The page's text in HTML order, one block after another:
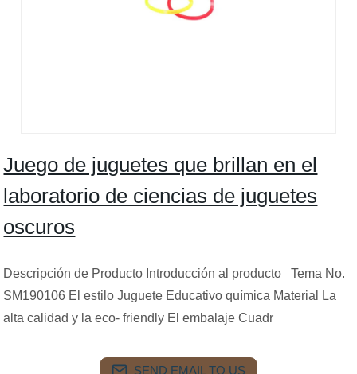
Juego de juguetes que brillan en el
laboratorio de ciencias de juguetes
oscuros
Descripción de Producto Introducción al producto Tema No.
SM190106 El estilo Juguete Educativo química Material La
alta calidad y la eco- friendly El embalaje Cuadr
SEND EMAIL TO US